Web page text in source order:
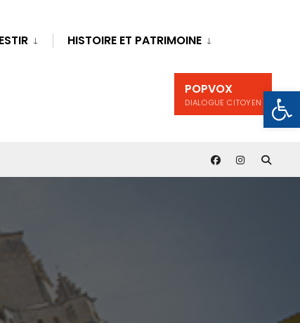
HISTOIRE ET PATRIMOINE
POPVOX
DIALOGUE CITOYEN